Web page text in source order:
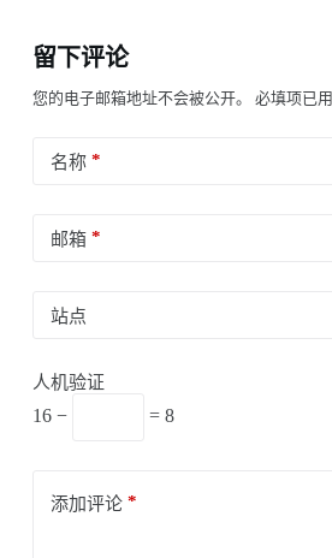
留下评论
您的电子邮箱地址不会被公开。 必填项已用
名称*
邮箱*
站点
人机验证
16 − = 8
添加评论*